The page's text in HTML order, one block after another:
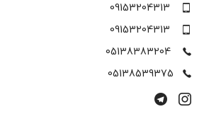
09153204313
09153204313
05138383204
05138539375